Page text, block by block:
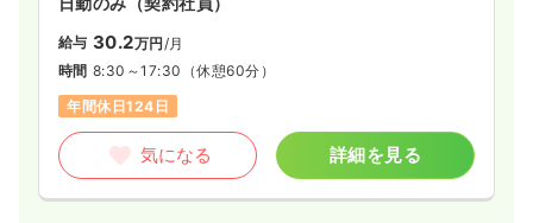
給与 30.2万円/月
時間 8:30～17:30 （休憩60分）
年間休日124日
気になる 詳細を見る